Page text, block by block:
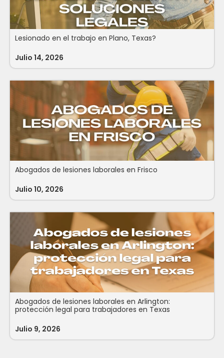
Lesionado en el trabajo en Plano, Texas?
Julio 14, 2026
Abogados de lesiones laborales en Frisco
Julio 10, 2026
Abogados de lesiones laborales en Arlington:
protección legal para trabajadores en Texas
Julio 9, 2026